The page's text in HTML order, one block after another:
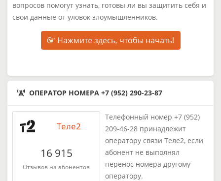
вопросов помогут узнать, готовы ли вы защитить себя и
свои данные от уловок злоумышленников.
Нажмите здесь, чтобы начать!
ОПЕРАТОР НОМЕРА +7 (952) 290-23-87
Теле2
16 915
Отзывов на абонентов
Телефонный номер +7 (952)
209-46-28 принадлежит
оператору связи Теле2, если
абонент не выполнял
перенос номера другому
оператору.